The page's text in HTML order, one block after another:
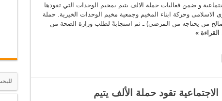
و ضمن فعاليات حملة الالف يتيم بمخيم الوحدات التي تقودها
الاسلامى وحركة ابناء المخيم وجمعية مخيم الوحدات الخيرية. حملة
لصالح من يحتاجه من المرضى) ـ ثم استجابةً لطلب وزارة الصحة من
القراءة »
تقود حملة الألف يتيم